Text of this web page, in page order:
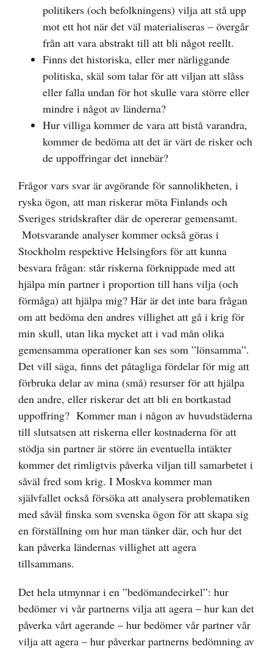
politikers (och befolkningens) vilja att stå upp
mot ett hot när det väl materialiseras – övergår
från att vara abstrakt till att bli något reellt.
Finns det historiska, eller mer närliggande
politiska, skäl som talar för att viljan att slåss
eller falla undan för hot skulle vara större eller
mindre i något av länderna?
Hur villiga kommer de vara att bistå varandra,
kommer de bedöma att det är värt de risker och
de uppoffringar det innebär?
Frågor vars svar är avgörande för sannolikheten, i
ryska ögon, att man riskerar möta Finlands och
Sveriges stridskrafter där de opererar gemensamt.
Motsvarande analyser kommer också göras i
Stockholm respektive Helsingfors för att kunna
besvara frågan: står riskerna förknippade med att
hjälpa min partner i proportion till hans vilja (och
förmåga) att hjälpa mig? Här är det inte bara frågan
om att bedöma den andres villighet att gå i krig för
min skull, utan lika mycket att i vad mån olika
gemensamma operationer kan ses som ”lönsamma”.
Det vill säga, finns det påtagliga fördelar för mig att
förbruka delar av mina (små) resurser för att hjälpa
den andre, eller riskerar det att bli en bortkastad
uppoffring? Kommer man i någon av huvudstäderna
till slutsatsen att riskerna eller kostnaderna för att
stödja sin partner är större än eventuella intäkter
kommer det rimligtvis påverka viljan till samarbetet i
såväl fred som krig. I Moskva kommer man
självfallet också försöka att analysera problematiken
med såväl finska som svenska ögon för att skapa sig
en förställning om hur man tänker där, och hur det
kan påverka ländernas villighet att agera
tillsammans.
Det hela utmynnar i en ”bedömandecirkel”: hur
bedömer vi vår partnerns vilja att agera – hur kan det
påverka vårt agerande – hur bedömer vår partner vår
vilja att agera – hur påverkar partnerns bedömning av